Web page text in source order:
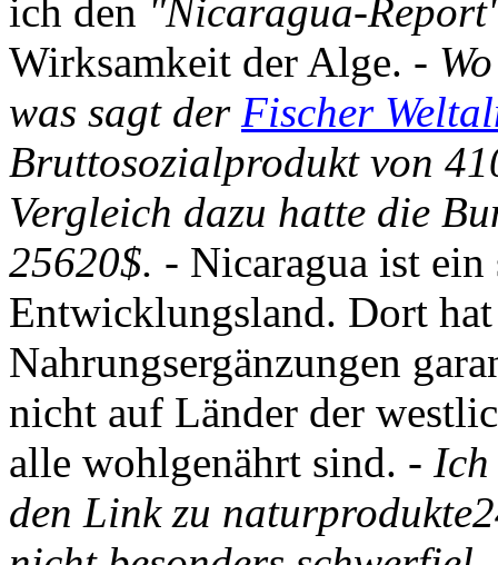
ich den "Nicaragua-
Wirksamkeit der Alge. -
was sagt der Fischer
Bruttosozialprodukt von
Vergleich dazu hatte die
25620$. - Nicaragua ist ein
Entwicklungsland. Dort
Nahrungsergänzungen
nicht auf Länder der
alle wohlgenährt sind. - Ich
den Link zu